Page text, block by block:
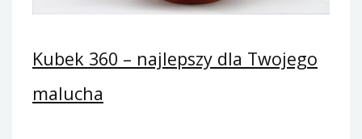
Kubek 360 – najlepszy dla Twojego
malucha